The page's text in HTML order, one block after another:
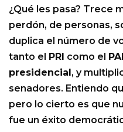
¿Qué les pasa? Trece
perdón, de personas,
duplica el número de
tanto el PRI como el
presidencial, y
senadores. Entiendo
pero lo cierto es que
fue un éxito